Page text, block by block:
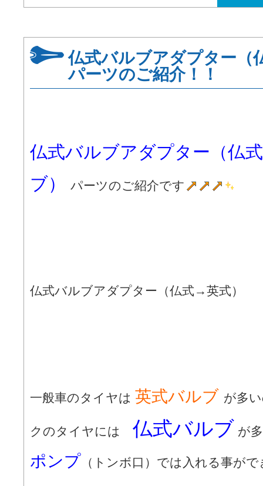
仏式バルブアダプター（
パーツのご紹介！！
仏式バルブアダプター（仏式
ブ）
パーツのご紹介です
仏式バルブアダプター（仏式→英式）
一般車のタイヤは 英式バルブ が多
クのタイヤには 仏式バルブ が
ポンプ （トンボ口）では入れる事が